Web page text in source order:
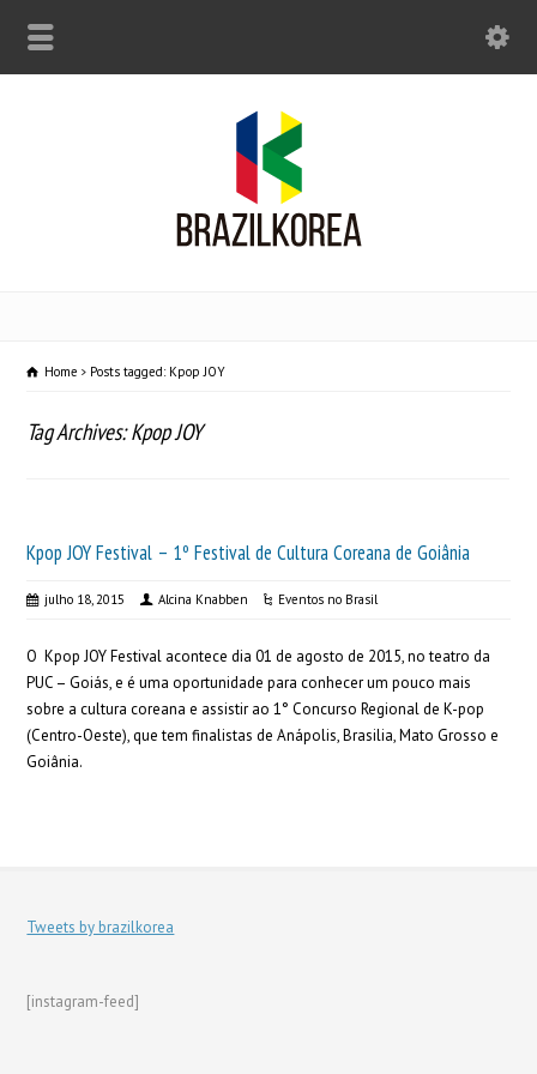
Home Posts tagged: Kpop JOY
Tag Archives: Kpop JOY
Kpop JOY Festival – 1º Festival de Cultura Coreana de Goiânia
julho 18, 2015 Alcina Knabben Eventos no Brasil
O Kpop JOY Festival acontece dia 01 de agosto de 2015, no teatro da
PUC – Goiás, e é uma oportunidade para conhecer um pouco mais
sobre a cultura coreana e assistir ao 1° Concurso Regional de K-pop
(Centro-Oeste), que tem finalistas de Anápolis, Brasilia, Mato Grosso e
Goiânia.
Tweets by brazilkorea
[instagram-feed]